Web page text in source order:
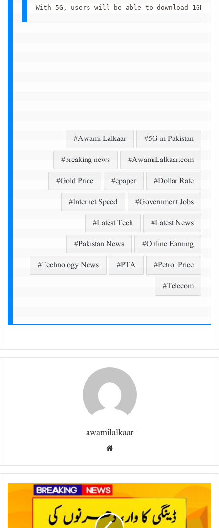
With 5G, users will be able to download 1GB
5G in Pakistan
Awami Lalkaar
AwamiLalkaar.com
breaking news
Dollar Rate
epaper
Gold Price
Government Jobs
Internet Speed
Latest News
Latest Tech
Online Earning
Pakistan News
Petrol Price
PTA
Technology News
Telecom
awamilalkaar